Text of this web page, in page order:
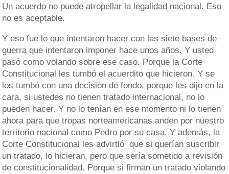
Un acuerdo no puede atropellar la legalidad nacional. Eso
no es aceptable.
Y eso fue lo que intentaron hacer con las siete bases de
guerra que intentaron imponer hace unos años. Y usted
pasó como volando sobre ese caso. Porque la Corte
Constitucional les tumbó el acuerdito que hicieron. Y se
los tumbó con una decisión de fondo, porque les dijo en la
cara, si ustedes no tienen tratado internacional, no lo
pueden hacer. Y no lo tenían en ese momento ni lo tienen
ahora para que tropas norteamericanas anden por nuestro
territorio nacional como Pedro por su casa. Y además, la
Corte Constitucional les advirtió que si querían suscribir
un tratado, lo hicieran, pero que sería sometido a revisión
de constitucionalidad. Porque si firman un tratado violando